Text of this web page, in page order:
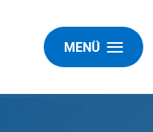
MENÜ